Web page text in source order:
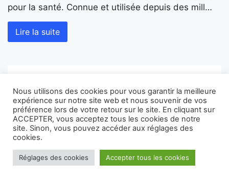
pour la santé. Connue et utilisée depuis des mill…
Lire la suite
Nous utilisons des cookies pour vous garantir la meilleure
expérience sur notre site web et nous souvenir de vos
préférence lors de votre retour sur le site. En cliquant sur
ACCEPTER, vous acceptez tous les cookies de notre
site. Sinon, vous pouvez accéder aux réglages des
cookies.
Réglages des cookies Accepter tous les cookies